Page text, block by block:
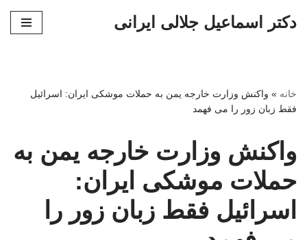
دکتر اسماعیل جلالی ایرانی
خانه » واکنش وزارت خارجه یمن به حملات موشکی ایران: اسرائیل
فقط زبان زور را می فهمد
واکنش وزارت خارجه یمن به
حملات موشکی ایران:
اسرائیل فقط زبان زور را